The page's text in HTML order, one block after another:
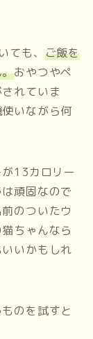
ても、 ご飯を
おやつやペ
れていま
いながら何
13カロリー
頑固なので
のついたウ
ちゃんなら
いかもしれ
のを試すと